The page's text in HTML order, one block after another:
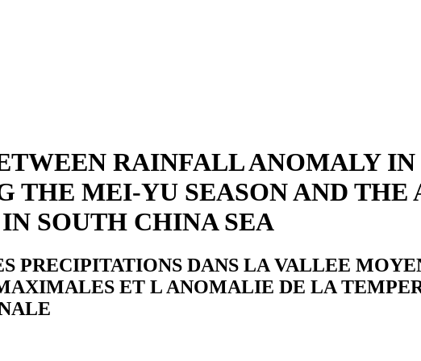
RAINFALL ANOMALY
THE MEI-YU SEASON AND THE
SOUTH CHINA SEA
PRECIPITATIONS DANS LA VALLEE
ET L ANOMALIE DE LA